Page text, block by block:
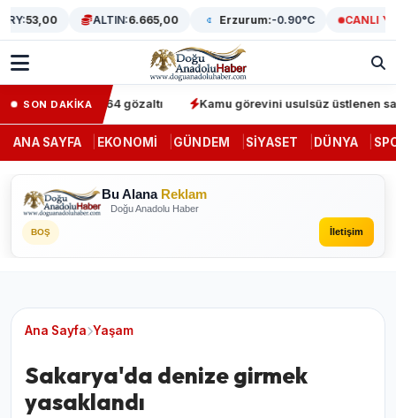
53,00 ALTIN:6.665,00 Erzurum:-0.90°C CANLI
SON DAKİKA64 gözaltı Kamu görevini usulsüz üstlenen
ANA SAYFA EKONOMI GÜNDEM SIYASET DÜNYA
Bu Alana Reklam
Doğu Anadolu Haber
BOŞ İletişim
Ana Sayfa Yaşam
Sakarya'da denize girmek
yasaklandı